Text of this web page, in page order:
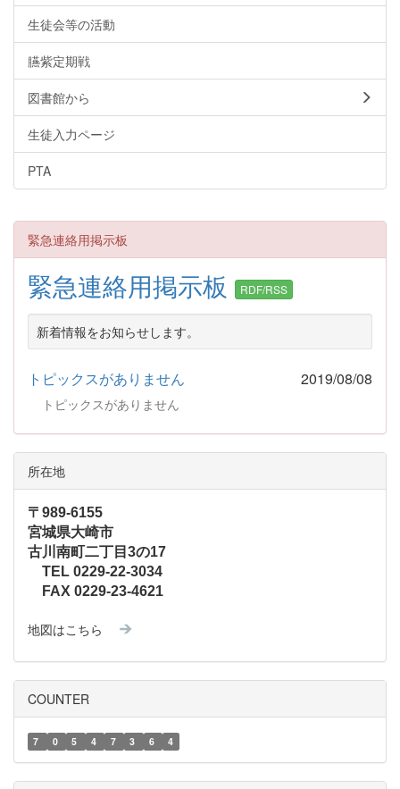
生徒会等の活動
臙紫定期戦
図書館から
生徒入力ページ
PTA
緊急連絡用掲示板
緊急連絡用掲示板 RDF/RSS
新着情報をお知らせします。
トピックスがありません 2019/08/08
トピックスがありません
所在地
〒989-6155
宮城県大崎市
古川南町二丁目3の17
TEL 0229-22-3034
FAX 0229-23-4621
地図はこちら
COUNTER
7 0 5 4 7 3 6 4